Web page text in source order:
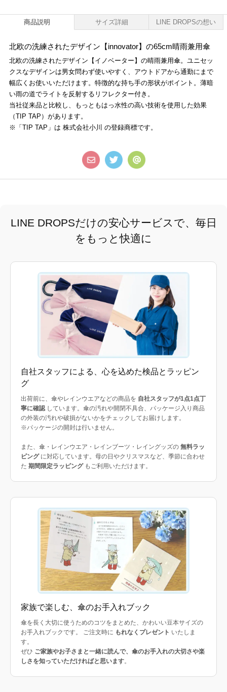
商品説明 サイズ詳細 LINE DROPSの想い
北欧の洗練されたデザイン【innovator】の65cm晴雨兼用傘
北欧の洗練されたデザイン【イノベーター】の晴雨兼用傘。ユニセッ
クスなデザインは男女問わず使いやすく、アウトドアから通勤にまで
幅広くお使いいただけます。特徴的な持ち手の形状がポイント。薄暗
い雨の道でライトを反射するリフレクター付き。
当社従来品と比較し、もっともはっ水性の高い技術を使用した効果
（TIP TAP）があります。
※「TIP TAP」は 株式会社小川 の登録商標です。
LINE DROPSだけの安心サービスで、毎日
をもっと快適に
自社スタッフによる、心を込めた検品とラッピン
グ
出荷前に、傘やレインウエアなどの商品を 自社スタッフが1点1点丁
寧に確認しています。傘の汚れや開閉不具合、パッケージ入り商品
の外装の汚れや破損がないかをチェックしてお届けします。
※パッケージの開封は行いません。
また、傘・レインウエア・レインブーツ・レイングッズの 無料ラッ
ピングに対応しています。母の日やクリスマスなど、季節に合わせ
た 期間限定ラッピングもご利用いただけます。
家族で楽しむ、傘のお手入れブック
傘を長く大切に使うためのコツをまとめた、かわいい豆本サイズの
お手入れブックです。 ご注文時に もれなくプレゼント いたしま
す。
ぜひ ご家族やお子さまと一緒に読んで、傘のお手入れの大切さや楽
しさを知っていただければと思います。